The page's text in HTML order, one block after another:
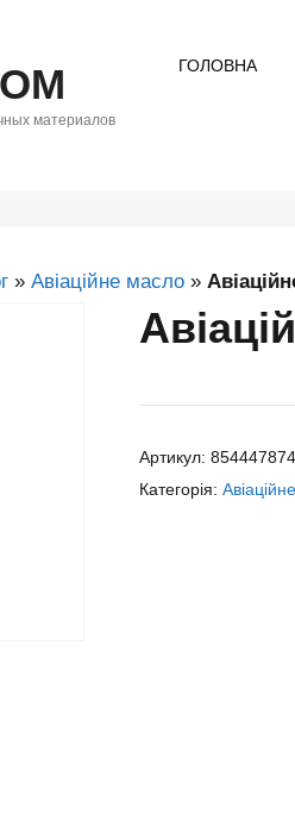
материалов
ГОЛОВНА
» Авіаційне масло »
Артикул:
Категорія: